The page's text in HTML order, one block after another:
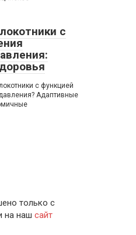
с
с функцией
Адаптивные
только с
на наш сайт